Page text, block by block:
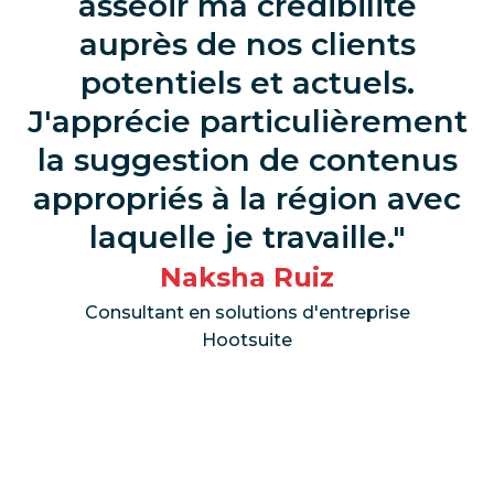
auprès de nos clients
potentiels et actuels.
J'apprécie particulièrement
la suggestion de contenus
appropriés à la région avec
laquelle je travaille.
Naksha Ruiz
Consultant en solutions d'entreprise
Hootsuite